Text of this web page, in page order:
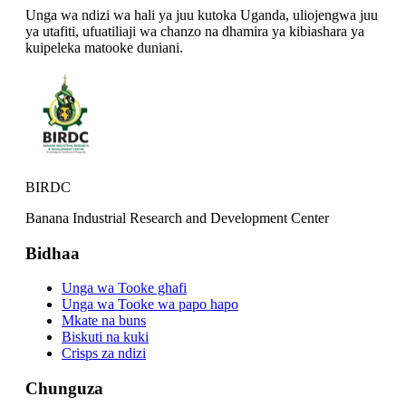
Unga wa ndizi wa hali ya juu kutoka Uganda, uliojengwa juu
ya utafiti, ufuatiliaji wa chanzo na dhamira ya kibiashara ya
kuipeleka matooke duniani.
BIRDC
Banana Industrial Research and Development Center
Bidhaa
Unga wa Tooke ghafi
Unga wa Tooke wa papo hapo
Mkate na buns
Biskuti na kuki
Crisps za ndizi
Chunguza